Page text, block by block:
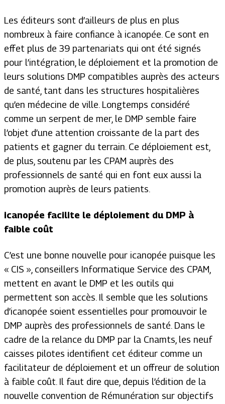
Les éditeurs sont d’ailleurs de plus en plus
nombreux à faire confiance à icanopée. Ce sont en
effet plus de 39 partenariats qui ont été signés
pour l’intégration, le déploiement et la promotion de
leurs solutions DMP compatibles auprès des acteurs
de santé, tant dans les structures hospitalières
qu’en médecine de ville. Longtemps considéré
comme un serpent de mer, le DMP semble faire
l’objet d’une attention croissante de la part des
patients et gagner du terrain. Ce déploiement est,
de plus, soutenu par les CPAM auprès des
professionnels de santé qui en font eux aussi la
promotion auprès de leurs patients.
icanopée facilite le déploiement du DMP à
faible coût
C’est une bonne nouvelle pour icanopée puisque les
« CIS », conseillers Informatique Service des CPAM,
mettent en avant le DMP et les outils qui
permettent son accès. Il semble que les solutions
d’icanopée soient essentielles pour promouvoir le
DMP auprès des professionnels de santé. Dans le
cadre de la relance du DMP par la Cnamts, les neuf
caisses pilotes identifient cet éditeur comme un
facilitateur de déploiement et un offreur de solution
à faible coût. Il faut dire que, depuis l’édition de la
nouvelle convention de Rémunération sur objectifs